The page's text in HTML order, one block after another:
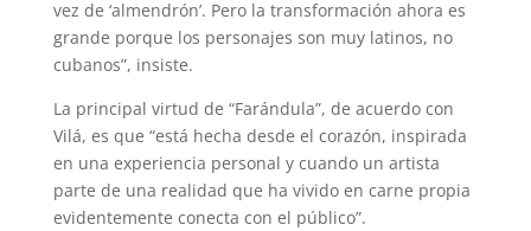
vez de ‘almendrón’. Pero la transformación ahora es
grande porque los personajes son muy latinos, no
cubanos”, insiste.
La principal virtud de “Farándula”, de acuerdo con
Vilá, es que “está hecha desde el corazón, inspirada
en una experiencia personal y cuando un artista
parte de una realidad que ha vivido en carne propia
evidentemente conecta con el público”.